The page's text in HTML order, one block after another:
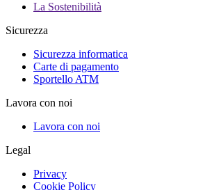
La Sostenibilità
Sicurezza
Sicurezza informatica
Carte di pagamento
Sportello ATM
Lavora con noi
Lavora con noi
Legal
Privacy
Cookie Policy